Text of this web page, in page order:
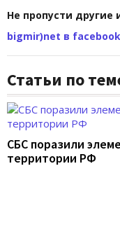
Не пропусти
bigmir)net в facebook
Статьи по
СБС поразили
территории РФ